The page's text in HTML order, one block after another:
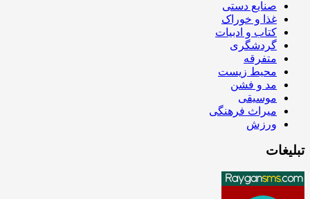
صنایع دستی
غذا و خوراک
کتاب و ادبیات
گردشگری
متفرقه
محیط زیست
مد و فشن
موسیقی
میراث فرهنگی
ورزش
تبلیغات